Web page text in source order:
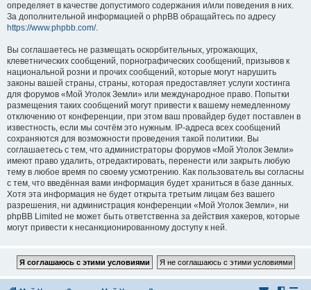
определяет в качестве допустимого содержания и/или поведения в них.
За дополнительной информацией о phpBB обращайтесь по адресу
https://www.phpbb.com/.
Вы соглашаетесь не размещать оскорбительных, угрожающих,
клеветнических сообщений, порнографических сообщений, призывов к
национальной розни и прочих сообщений, которые могут нарушить
законы вашей страны, страны, которая предоставляет услуги хостинга
для форумов «Мой Уголок Земли» или международное право. Попытки
размещения таких сообщений могут привести к вашему немедленному
отключению от конференции, при этом ваш провайдер будет поставлен в
известность, если мы сочтём это нужным. IP-адреса всех сообщений
сохраняются для возможности проведения такой политики. Вы
соглашаетесь с тем, что администраторы форумов «Мой Уголок Земли»
имеют право удалить, отредактировать, перенести или закрыть любую
тему в любое время по своему усмотрению. Как пользователь вы согласны
с тем, что введённая вами информация будет храниться в базе данных.
Хотя эта информация не будет открыта третьим лицам без вашего
разрешения, ни администрация конференции «Мой Уголок Земли», ни
phpBB Limited не может быть ответственна за действия хакеров, которые
могут привести к несанкционированному доступу к ней.